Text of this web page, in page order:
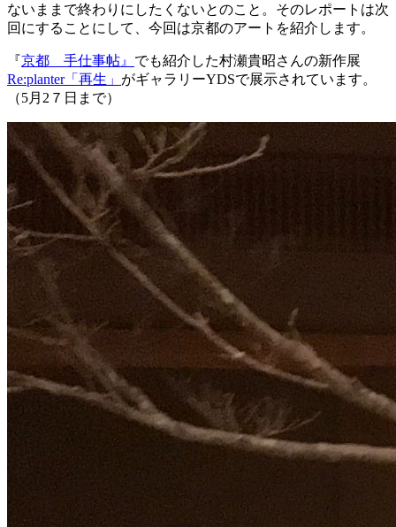
ないままで終わりにしたくないとのこと。そのレポートは次
回にすることにして、今回は京都のアートを紹介します。
『京都 手仕事帖』 でも紹介した村瀬貴昭さんの新作展
Re:planter「再生」 がギャラリーYDSで展示されています。
（5月2７日まで）